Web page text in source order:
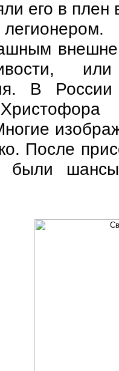
его в
В
После
были